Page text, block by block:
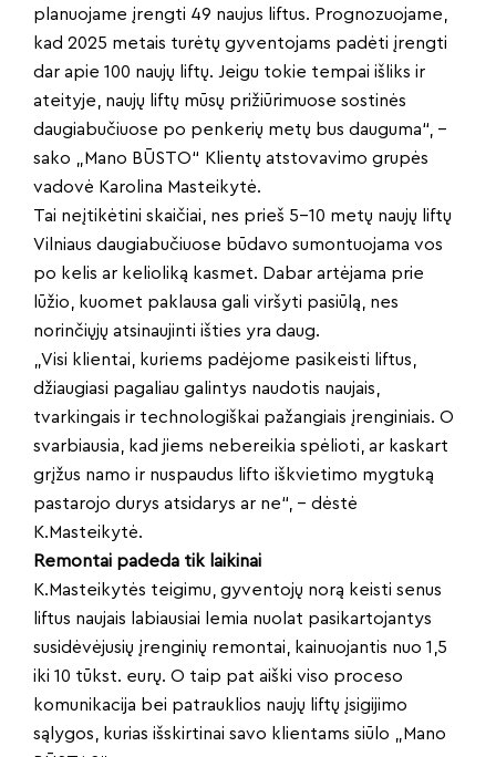
planuojame įrengti 49 naujus liftus. Prognozuojame,
kad 2025 metais turėtų gyventojams padėti įrengti
dar apie 100 naujų liftų. Jeigu tokie tempai išliks ir
ateityje, naujų liftų mūsų prižiūrimuose sostinės
daugiabučiuose po penkerių metų bus dauguma“, –
sako „Mano BŪSTO“ Klientų atstovavimo grupės
vadovė Karolina Masteikytė.
Tai neįtikėtini skaičiai, nes prieš 5-10 metų naujų liftų
Vilniaus daugiabučiuose būdavo sumontuojama vos
po kelis ar kelioliką kasmet. Dabar artėjama prie
lūžio, kuomet paklausa gali viršyti pasiūlą, nes
norinčiųjų atsinaujinti išties yra daug.
„Visi klientai, kuriems padėjome pasikeisti liftus,
džiaugiasi pagaliau galintys naudotis naujais,
tvarkingais ir technologiškai pažangiais įrenginiais. O
svarbiausia, kad jiems nebereikia spėlioti, ar kaskart
grįžus namo ir nuspaudus lifto iškvietimo mygtuką
pastarojo durys atsidarys ar ne“, – dėstė
K.Masteikytė.
Remontai padeda tik laikinai
K.Masteikytės teigimu, gyventojų norą keisti senus
liftus naujais labiausiai lemia nuolat pasikartojantys
susidėvėjusių įrenginių remontai, kainuojantis nuo 1,5
iki 10 tūkst. eurų. O taip pat aiški viso proceso
komunikacija bei patrauklios naujų liftų įsigijimo
sąlygos, kurias išskirtinai savo klientams siūlo „Mano